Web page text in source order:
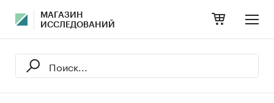
МАГАЗИН
ИССЛЕДОВАНИЙ